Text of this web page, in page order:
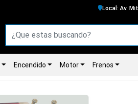
Local: Av.
Encendido Motor Frenos